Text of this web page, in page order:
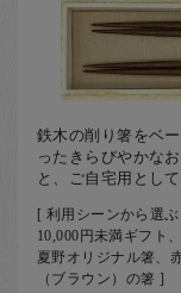
鉄木の削り箸をベ
ったきらびやかな
と、ご自宅用とし
[ 利用シーンから選
10,000円未満ギフト
夏野オリジナル箸、
（ブラウン）の箸 ]